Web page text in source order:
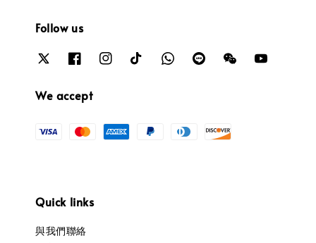
Follow us
We accept
Quick links
與我們聯絡